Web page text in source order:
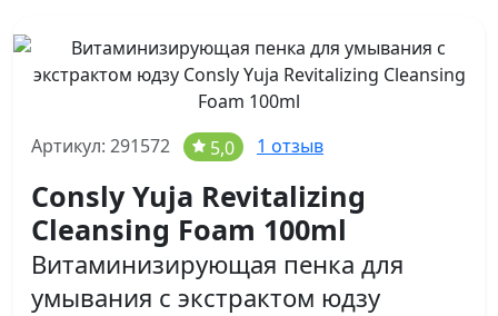
Артикул: 291572 5,0 1 отзыв
Consly Yuja Revitalizing
Cleansing Foam 100ml
Витаминизирующая пенка для
умывания с экстрактом юдзу